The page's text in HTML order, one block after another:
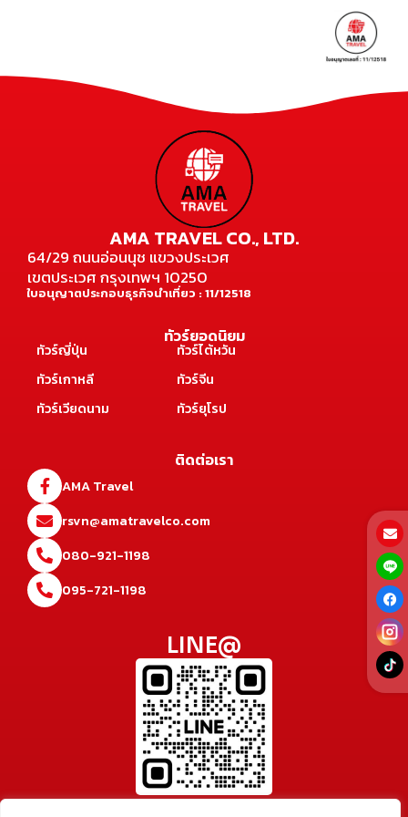
AMA TRAVEL CO., LTD.
64/29 ถนนอ่อนนุช แขวงประเวศ
เขตประเวศ กรุงเทพฯ 10250
ใบอนุญาตประกอบธุรกิจนำเที่ยว : 11/12518
ทัวร์ยอดนิยม
ทัวร์ญี่ปุ่น
ทัวร์เกาหลี
ทัวร์เวียดนาม
ทัวร์ไต้หวัน
ทัวร์จีน
ทัวร์ยุโรป
ติดต่อเรา
AMA Travel
rsvn@amatravelco.com
080-921-1198
095-721-1198
LINE@
@amatravel